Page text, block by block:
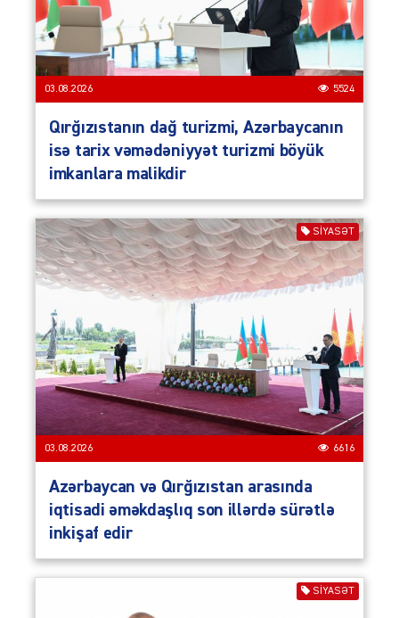
03.08.2026 5524
Qırğızıstanın dağ turizmi, Azərbaycanın
isə tarix vəmədəniyyət turizmi böyük
imkanlara malikdir
SIYASƏT
03.08.2026 6616
Azərbaycan və Qırğızıstan arasında
iqtisadi əməkdaşlıq son illərdə sürətlə
inkişaf edir
SIYASƏT